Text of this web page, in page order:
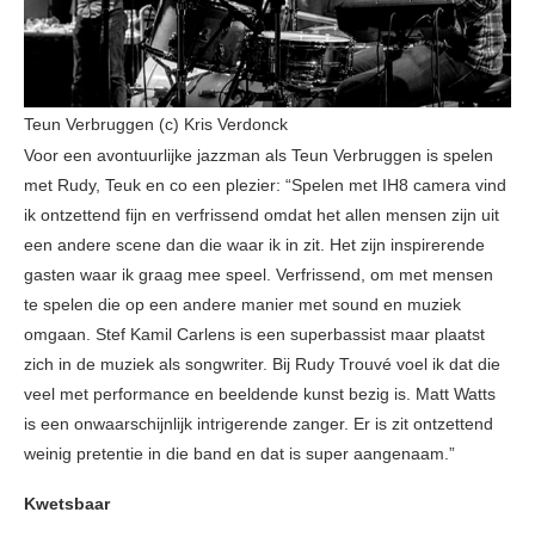
Teun Verbruggen (c) Kris Verdonck
Voor een avontuurlijke jazzman als Teun Verbruggen is spelen
met Rudy, Teuk en co een plezier: “Spelen met IH8 camera vind
ik ontzettend fijn en verfrissend omdat het allen mensen zijn uit
een andere scene dan die waar ik in zit. Het zijn inspirerende
gasten waar ik graag mee speel. Verfrissend, om met mensen
te spelen die op een andere manier met sound en muziek
omgaan. Stef Kamil Carlens is een superbassist maar plaatst
zich in de muziek als songwriter. Bij Rudy Trouvé voel ik dat die
veel met performance en beeldende kunst bezig is. Matt Watts
is een onwaarschijnlijk intrigerende zanger. Er is zit ontzettend
weinig pretentie in die band en dat is super aangenaam.”
Kwetsbaar